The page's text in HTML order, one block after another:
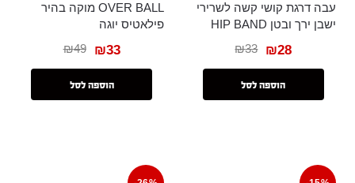
עבה דרגת קושי קשה לשרירי
ישבן ירך ובטן HIP BAND
₪33 ₪28
הוספה לסל
OVER BALL מוקה בהיר
פילאטיס יוגה
₪49 ₪33
הוספה לסל